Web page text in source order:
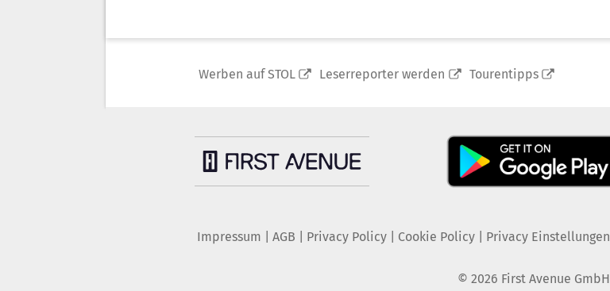
Werben auf STOL Leserreporter werden Tourentipps
Impressum AGB Privacy Policy| Cookie Policy| Privacy Einstellungen
© 2026 First Avenue GmbH